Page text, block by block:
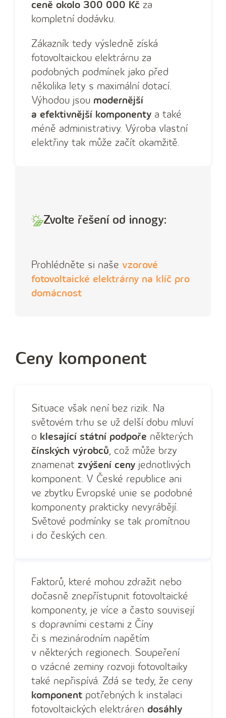
ceně okolo 300 000 Kč za
kompletní dodávku.
Zákazník tedy výsledně získá
fotovoltaickou elektrárnu za
podobných podmínek jako před
několika lety s maximální dotací.
Výhodou jsou modernější
a efektivnější komponenty a také
méně administrativy. Výroba vlastní
elektřiny tak může začít okamžitě.
Zvolte řešení od innogy:
Prohlédněte si naše vzorové
fotovoltaické elektrárny na klíč pro
domácnost
Ceny komponent
Situace však není bez rizik. Na
světovém trhu se už delší dobu mluví
o klesající státní podpoře některých
čínských výrobců, což může brzy
znamenat zvýšení ceny jednotlivých
komponent. V České republice ani
ve zbytku Evropské unie se podobné
komponenty prakticky nevyrábějí.
Světové podmínky se tak promítnou
i do českých cen.
Faktorů, které mohou zdražit nebo
dočasně znepřístupnit fotovoltaické
komponenty, je více a často souvisejí
s dopravními cestami z Číny
či s mezinárodním napětím
v některých regionech. Soupeření
o vzácné zeminy rozvoji fotovoltaiky
také nepřispívá. Zdá se tedy, že ceny
komponent potřebných k instalaci
fotovoltaických elektráren dosáhly